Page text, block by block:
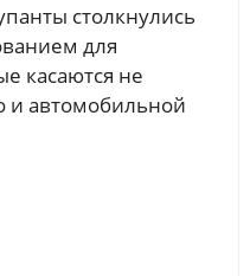
столкнулись
для
касаются не
и автомобильной